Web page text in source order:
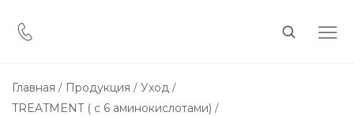
Главная Продукция
Уход
TREATMENT ( с 6 аминокислотами)